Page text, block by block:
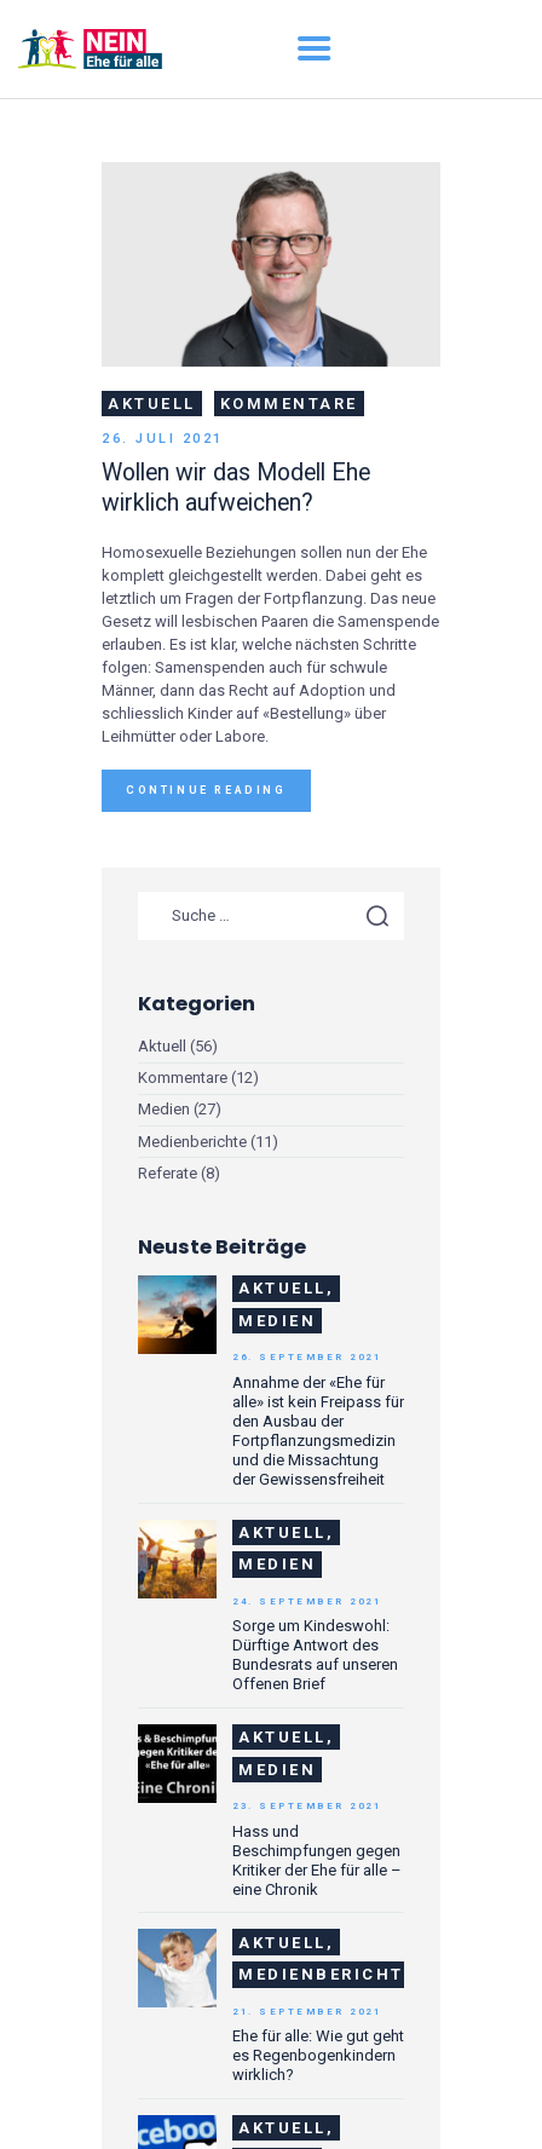
DARUM GEHT ES
DOWNLOADS
AKTUELL KOMMENTARE
26. JULI 2021
Wollen wir das Modell Ehe
wirklich aufweichen?
Homosexuelle Beziehungen sollen nun der Ehe
komplett gleichgestellt werden. Dabei geht es
letztlich um Fragen der Fortpflanzung. Das neue
Gesetz will lesbischen Paaren die Samenspende
erlauben. Es ist klar, welche nächsten Schritte
folgen: Samenspenden auch für schwule
Männer, dann das Recht auf Adoption und
schliesslich Kinder auf «Bestellung» über
Leihmütter oder Labore.
CONTINUE READING
Kategorien
Aktuell (56)
Kommentare (12)
Medien (27)
Medienberichte (11)
Referate (8)
Neuste Beiträge
AKTUELL,
MEDIEN
Annahme der «Ehe für
alle» ist kein Freipass für
den Ausbau der
Fortpflanzungsmedizin
und die Missachtung
der Gewissensfreiheit
26. SEPTEMBER 2021
AKTUELL,
MEDIEN
Sorge um Kindeswohl:
Dürftige Antwort des
Bundesrats auf unseren
Offenen Brief
24. SEPTEMBER 2021
AKTUELL,
MEDIEN
Hass und
Beschimpfungen gegen
Kritiker der Ehe für alle –
eine Chronik
23. SEPTEMBER 2021
AKTUELL,
MEDIENBERICHTE
Ehe für alle: Wie gut geht
es Regenbogenkindern
wirklich?
21. SEPTEMBER 2021
AKTUELL,